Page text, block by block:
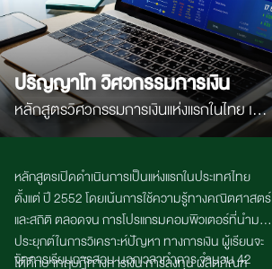
ปริญญาโท วิศวกรรมการเงิน
หลักสูตรวิศวกรรมการเงินแห่งแรกในไทย เน้น
คณิตศาสตร์ สถิติ Programming และ AI
และตลาดทุนยุคใหม่
หลักสูตรเปิดดำเนินการเป็นแห่งแรกในประเทศไทย
ตั้งแต่ ปี2552โดยเน้นการใช้ความรู้ทางคณิตศาสตร์
และสถิติ ตลอดจน การโปรแกรมคอมพิวเตอร์ที่นำมา
ประยุกต์ในการวิเคราะห์ปัญหา ทางการเงิน ผู้เรียนจะ
ได้ศึกษาทฤษฎีทางการเงิน การลงทุน ผลิตภัณฑ์
จัดการเรียนการสอน นอกเวลาทำการ จํานวน 42